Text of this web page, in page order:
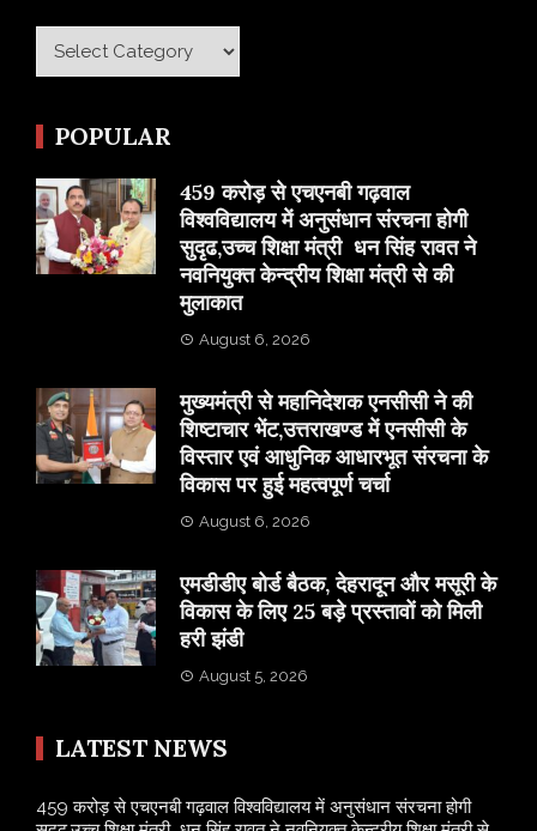
Category
POPULAR
459 करोड़ से एचएनबी गढ़वाल
विश्वविद्यालय में अनुसंधान संरचना होगी
सुदृढ,उच्च शिक्षा मंत्री धन सिंह रावत ने
नवनियुक्त केन्द्रीय शिक्षा मंत्री से की
मुलाकात
August 6, 2026
मुख्यमंत्री से महानिदेशक एनसीसी ने की
शिष्टाचार भेंट,उत्तराखण्ड में एनसीसी के
विस्तार एवं आधुनिक आधारभूत संरचना के
विकास पर हुई महत्वपूर्ण चर्चा
August 6, 2026
एमडीडीए बोर्ड बैठक, देहरादून और मसूरी के
विकास के लिए 25 बड़े प्रस्तावों को मिली
हरी झंडी
August 5, 2026
LATEST NEWS
459 करोड़ से एचएनबी गढ़वाल विश्वविद्यालय में अनुसंधान संरचना होगी